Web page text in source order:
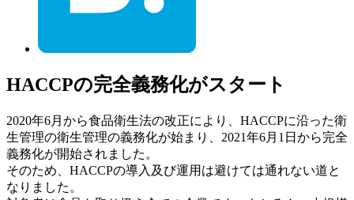
HACCPの完全義務化がスタート
2020年6月から食品衛生法の改正により、HACCPに沿った衛
生管理の衛生管理の義務化が始まり、2021年6月1日から完全
義務化が開始されました。
そのため、HACCPの導入及び運用は避けては通れない道と
なりました。